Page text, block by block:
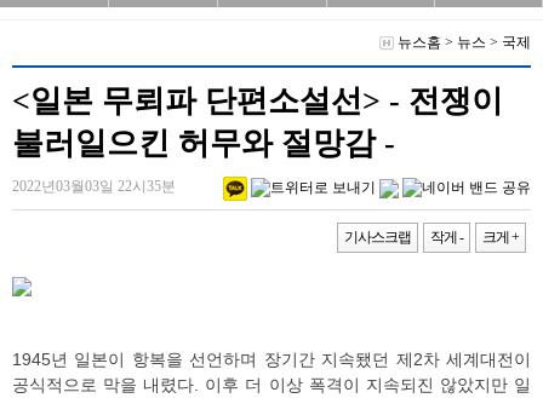
뉴스홈 > 뉴스 > 국제
<일본 무뢰파 단편소설선> - 전쟁이
불러일으킨 허무와 절망감 -
2022년03월03일 22시35분
기사스크랩 작게 - 크게 +
1945년 일본이 항복을 선언하며 장기간 지속됐던 제2차 세계대전이
공식적으로 막을 내렸다. 이후 더 이상 폭격이 지속되진 않았지만 일